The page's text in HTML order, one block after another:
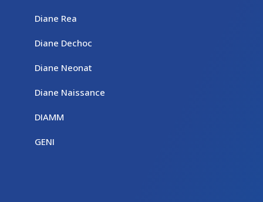
Diane Rea
Diane Dechoc
Diane Neonat
Diane Naissance
DIAMM
GENI